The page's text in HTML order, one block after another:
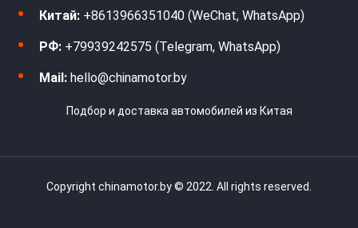
Китай: +8613966351040 (WeChat, WhatsApp)
РФ: +79939242575 (Telegram, WhatsApp)
Mail: hello@chinamotor.by
Подбор и доставка автомобилей из Китая
Copyright chinamotor.by © 2022. All rights reserved.